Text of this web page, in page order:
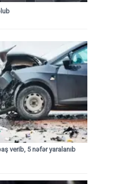
verib, 5 nəfər yaralanıb